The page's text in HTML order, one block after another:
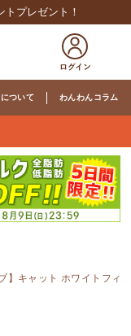
プレゼント！
ついて わんわんコラム
】キャット ホワイトフィ